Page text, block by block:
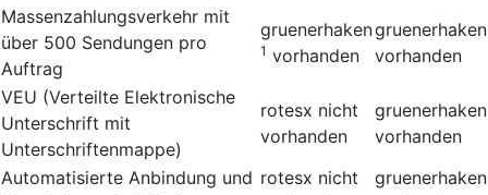
Massenzahlungsverkehr mit
über 500 Sendungen pro
Auftrag
gruenerhaken
1 vorhanden
gruenerhaken
vorhanden
VEU (Verteilte Elektronische
Unterschrift mit
Unterschriftenmappe)
rotesx nicht
vorhanden
gruenerhaken
vorhanden
Automatisierte Anbindung und rotesx nicht
gruenerhaken